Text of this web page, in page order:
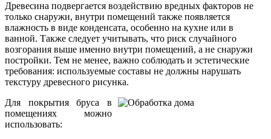
Древесина подвергается воздействию вредных факторов не
только снаружи, внутри помещений также появляется
влажность в виде конденсата, особенно на кухне или в
ванной. Также следует учитывать, что риск случайного
возгорания выше именно внутри помещений, а не снаружи
постройки. Тем не менее, важно соблюдать и эстетические
требования: используемые составы не должны нарушать
текстуру древесного рисунка.
Для покрытия бруса в
помещениях можно
использовать: